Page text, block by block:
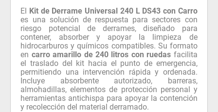
El Kit de Derrame Universal 240 L DS43 con Carro
es una solución de respuesta para sectores con
riesgo potencial de derrames, diseñado para
contener, absorber y apoyar la limpieza de
hidrocarburos y químicos compatibles. Su formato
en carro amarillo de 240 litros con ruedas facilita
el traslado del kit hacia el punto de emergencia,
permitiendo una intervención rápida y ordenada.
Incluye absorbente autorizado, barreras,
almohadillas, elementos de protección personal y
herramientas antichispa para apoyar la contención
y recolección del material derramado.